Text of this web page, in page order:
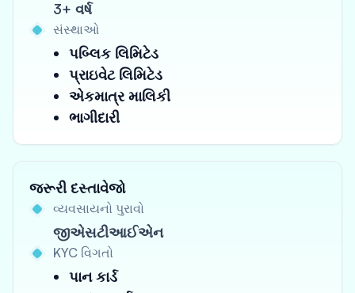
3+ વર્ષ
સંસ્થાઓ
પબ્લિક લિમિટેડ
પ્રાઇવેટ લિમિટેડ
એકમાત્ર માલિકી
ભાગીદારી
જરૂરી દસ્તાવેજો
વ્યવસાયનો પુરાવો
જીએસટીઆઈએન
KYC વિગતો
પાન કાર્ડ